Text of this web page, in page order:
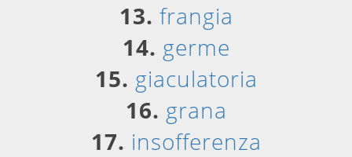
13. frangia
14. germe
15. giaculatoria
16. grana
17. insofferenza